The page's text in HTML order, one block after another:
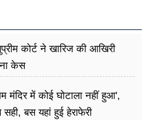
कोर्ट ने खारिज की आखिरी
केस
मंदिर में कोई घोटाला नहीं हुआ',
बस यहां हुई हेराफेरी